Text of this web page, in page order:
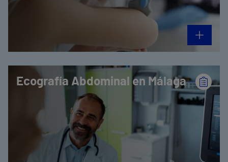
Ecografía Abdominal en Málaga